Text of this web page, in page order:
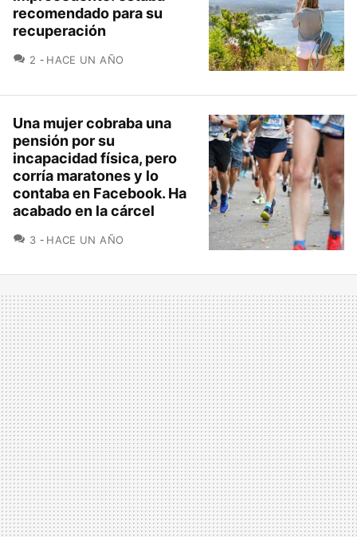
recomendado para su
recuperación
2 COMENTARIOS
HACE UN AÑO
Una mujer cobraba una
pensión por su
incapacidad física, pero
corría maratones y lo
contaba en Facebook. Ha
acabado en la cárcel
3 COMENTARIOS
HACE UN AÑO